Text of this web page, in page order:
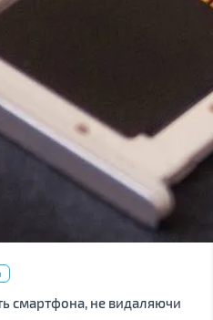
смартфона, не видаляючи